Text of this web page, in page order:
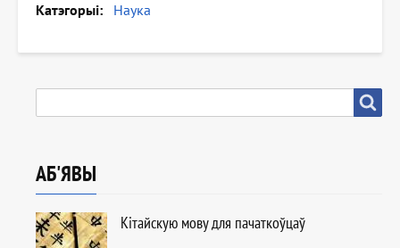
Катэгорыі Наука
АБ'ЯВЫ
Кітайскую мову для пачаткоўцаў